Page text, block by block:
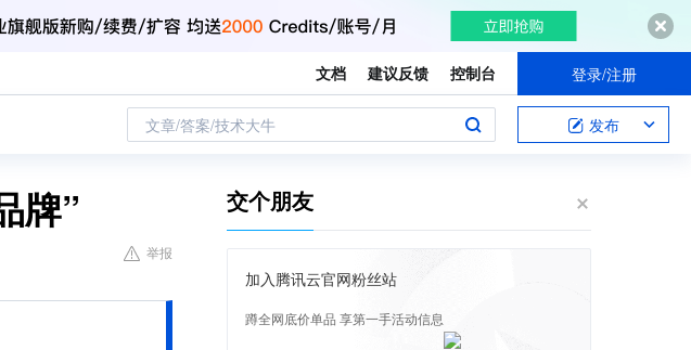
文档 建议反馈 控制台 登录/注册
文章/答案/技术大牛 发布
牌”
举报
交个朋友
加入腾讯云官网粉丝站
蹲全网底价单品 享第一手活动信息